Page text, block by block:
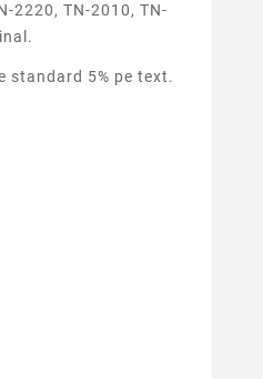
2220, TN-2010, TN-
standard 5% pe text.